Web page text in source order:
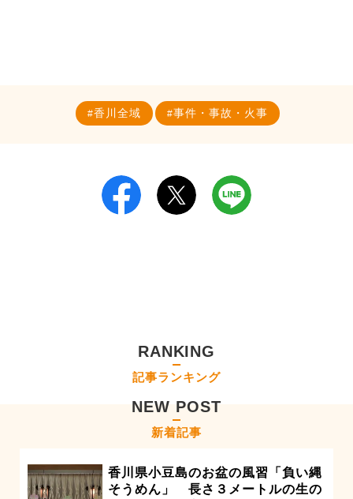
香川全域 事件・事故・火事
RANKING
記事ランキング
NEW POST
新着記事
香川県小豆島のお盆の風習「負い縄
そうめん」 長さ３メートルの生の